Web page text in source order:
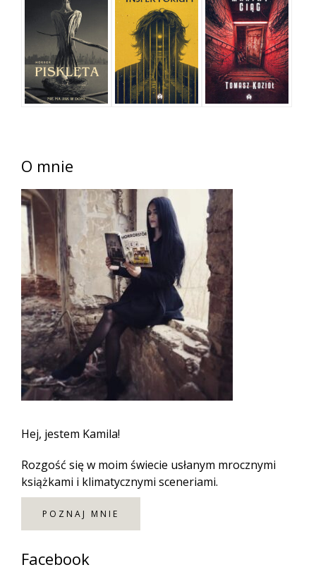
O mnie
Hej, jestem Kamila!
Rozgość się w moim świecie usłanym mrocznymi
książkami i klimatycznymi sceneriami.
POZNAJ MNIE
Facebook